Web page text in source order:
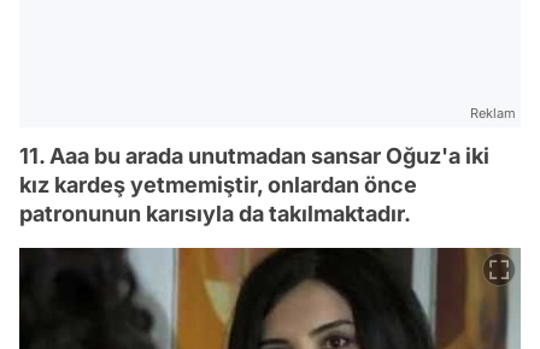
Reklam
11. Aaa bu arada unutmadan sansar Oğuz'a iki
kız kardeş yetmemiştir, onlardan önce
patronunun karısıyla da takılmaktadır.